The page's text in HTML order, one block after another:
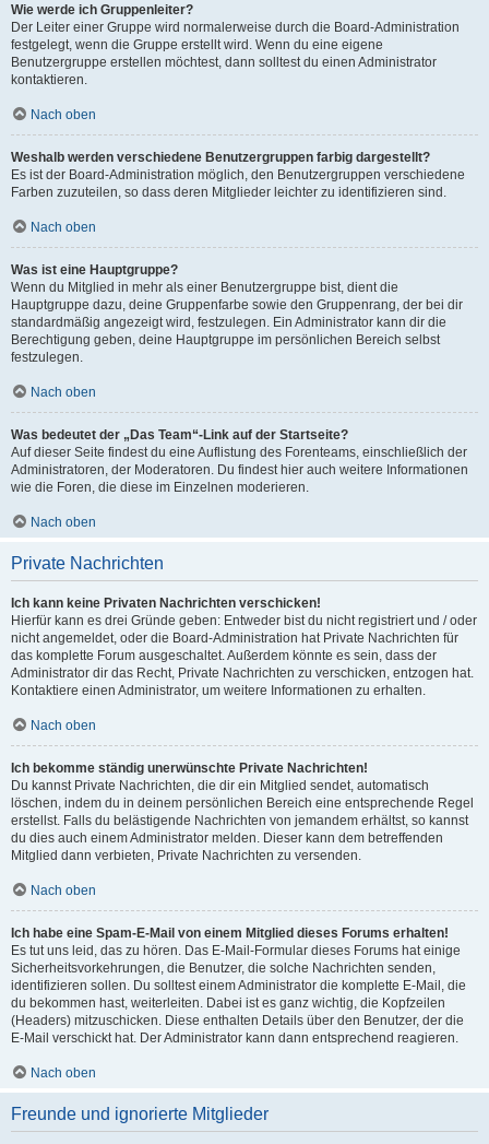
Wie werde ich Gruppenleiter?
Der Leiter einer Gruppe wird normalerweise durch die Board-Administration
festgelegt, wenn die Gruppe erstellt wird. Wenn du eine eigene
Benutzergruppe erstellen möchtest, dann solltest du einen Administrator
kontaktieren.
Nach oben
Weshalb werden verschiedene Benutzergruppen farbig dargestellt?
Es ist der Board-Administration möglich, den Benutzergruppen verschiedene
Farben zuzuteilen, so dass deren Mitglieder leichter zu identifizieren sind.
Nach oben
Was ist eine Hauptgruppe?
Wenn du Mitglied in mehr als einer Benutzergruppe bist, dient die
Hauptgruppe dazu, deine Gruppenfarbe sowie den Gruppenrang, der bei dir
standardmäßig angezeigt wird, festzulegen. Ein Administrator kann dir die
Berechtigung geben, deine Hauptgruppe im persönlichen Bereich selbst
festzulegen.
Nach oben
Was bedeutet der „Das Team“-Link auf der Startseite?
Auf dieser Seite findest du eine Auflistung des Forenteams, einschließlich der
Administratoren, der Moderatoren. Du findest hier auch weitere Informationen
wie die Foren, die diese im Einzelnen moderieren.
Nach oben
Private Nachrichten
Ich kann keine Privaten Nachrichten verschicken!
Hierfür kann es drei Gründe geben: Entweder bist du nicht registriert und / oder
nicht angemeldet, oder die Board-Administration hat Private Nachrichten für
das komplette Forum ausgeschaltet. Außerdem könnte es sein, dass der
Administrator dir das Recht, Private Nachrichten zu verschicken, entzogen hat.
Kontaktiere einen Administrator, um weitere Informationen zu erhalten.
Nach oben
Ich bekomme ständig unerwünschte Private Nachrichten!
Du kannst Private Nachrichten, die dir ein Mitglied sendet, automatisch
löschen, indem du in deinem persönlichen Bereich eine entsprechende Regel
erstellst. Falls du belästigende Nachrichten von jemandem erhältst, so kannst
du dies auch einem Administrator melden. Dieser kann dem betreffenden
Mitglied dann verbieten, Private Nachrichten zu versenden.
Nach oben
Ich habe eine Spam-E-Mail von einem Mitglied dieses Forums erhalten!
Es tut uns leid, das zu hören. Das E-Mail-Formular dieses Forums hat einige
Sicherheitsvorkehrungen, die Benutzer, die solche Nachrichten senden,
identifizieren sollen. Du solltest einem Administrator die komplette E-Mail, die
du bekommen hast, weiterleiten. Dabei ist es ganz wichtig, die Kopfzeilen
(Headers) mitzuschicken. Diese enthalten Details über den Benutzer, der die
E-Mail verschickt hat. Der Administrator kann dann entsprechend reagieren.
Nach oben
Freunde und ignorierte Mitglieder